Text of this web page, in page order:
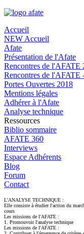
Accueil
NEW Accueil
Afate
Présentation de l'Afate
Rencontres de l'AFATE
Rencontres de l'AFATE
Portes Ouvertes 2018
Mentions légales
Adhérer à l'Afate
Analyse technique
Ressources
Biblio sommaire
AFATE 360
Interviews
Espace Adhérents
Blog
Forum
Contact
L'ANALYSE TECHNIQUE :
Elle consiste à étudier l'action du
cours
Les missions de l'AFATE :
1. Promouvoir l'analyse technique
Les missions de l'AFATE :